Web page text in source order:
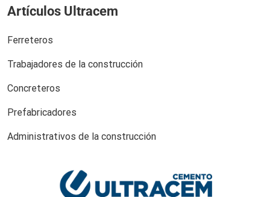
Artículos Ultracem
Ferreteros
Trabajadores de la construcción
Concreteros
Prefabricadores
Administrativos de la construcción